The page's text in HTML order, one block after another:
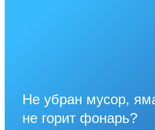
Не убран мусор,
не горит фонарь?